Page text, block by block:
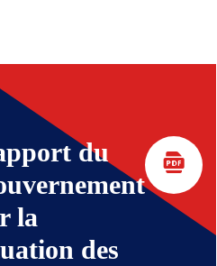
du
la
des